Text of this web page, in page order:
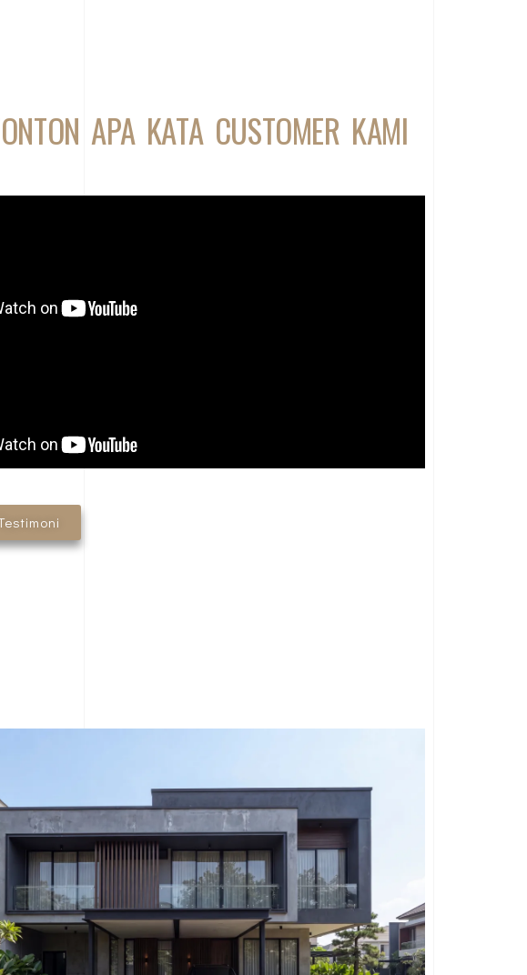
APA KATA CUSTOMER KAMI